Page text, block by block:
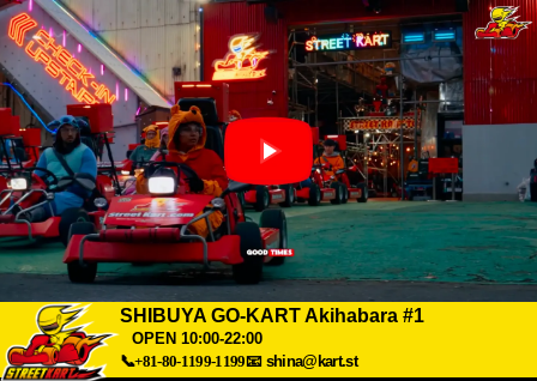
SHIBUYA GO-KART Akihabara #1
OPEN 10:00-22:00
📞+81-80-1199-1199📧 shina@kart.st